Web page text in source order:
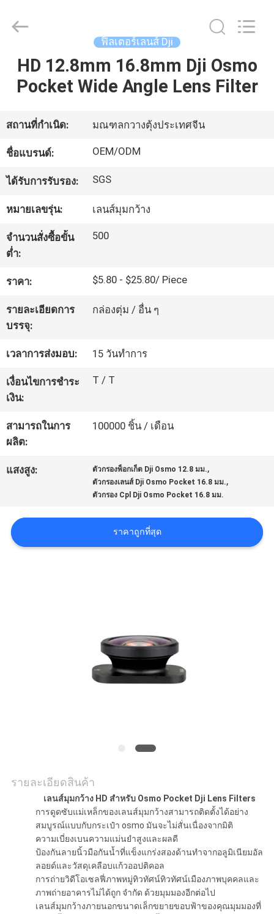
บ้าน
สินค้า
เกี่ยว
กับ
เรา
ควบคุม
เรา
ใบ
เสนอ
Bright
Shadow
Reserved.
ฟิลเตอร์เลนส์ Dji
HD 12.8mm 16.8mm Dji Osmo
Pocket Wide Angle Lens Filter
สถานที่กำเนิด: มณฑลกวางตุ้งประเทศจีน
ชื่อแบรนด์: OEM/ODM
ได้รับการรับรอง: SGS
หมายเลขรุ่น: เลนส์มุมกว้าง
จำนวนสั่งซื้อขั้น
ต่ำ:
500
ราคา: $5.80 - $25.80/ Piece
รายละเอียดการ
บรรจุ:
กล่องตุ่ม / อื่น ๆ
เวลาการส่งมอบ: 15 วันทำการ
เงื่อนไขการชำระ
เงิน:
T / T
สามารถในการ
ผลิต:
100000 ชิ้น / เดือน
แสงสูง: ตัวกรองพ็อกเก็ต Dji Osmo 12.8 มม.,
ตัวกรองเลนส์ Dji Osmo Pocket 16.8 มม.,
ตัวกรอง Cpl Dji Osmo Pocket 16.8 มม.
ราคาถูกที่สุด
รายละเอียดสินค้า
เลนส์มุมกว้าง HD สำหรับ Osmo Pocket Dji Lens Filters
การดูดซับแม่เหล็กของเลนส์มุมกว้างสามารถติดตั้งได้อย่าง
สมบูรณ์แบบกับกระเป๋า osmo มันจะไม่สั่นเนื่องจากมิติ
ความเบี่ยงเบนความแม่นยำสูงและผลดี
ป้องกันลายนิ้วมือกันน้ำที่แข็งแกร่งสองด้านทำจากอลูมิเนียมอัล
ลอยด์และวัสดุเคลือบแก้วออปติคอล
การถ่ายวิดีโอเซลฟี่ภาพหมู่ทิวทัศน์ทิวทัศน์เมืองภาพบุคคลและ
ภาพถ่ายอาคารไม่ได้ถูก จำกัด ด้วยมุมมองอีกต่อไป
เลนส์มุมกว้างภายนอกขนาดเล็กขยายขอบฟ้าของคุณมุมมองที่